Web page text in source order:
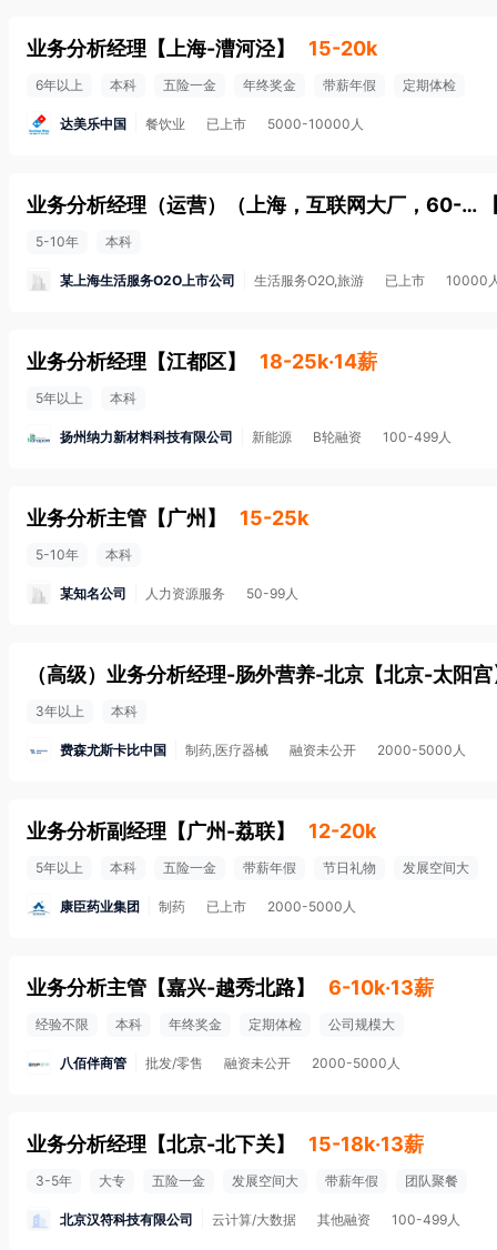
业务分析经理 【 上海-漕河泾】 15-20k
6年以上 本科 五险一金 年终奖金 带薪年假 定期体检
达美乐中国 餐饮业 已上市 5000-10000人
业务分析经理（运营）（上海，互联网大厂，60-90万；本；35岁英语熟练，具备 5 年及以上数据分析工作经验，有互联网公司或营销经验）
5-10年 本科
某上海生活服务O2O上市公司 生活服务O2O,旅游 已上市 10000
业务分析经理 【江都区】 18-25k·14薪
5年以上 本科
扬州纳力新材料科技有限公司 新能源 B轮融资 100-499人
业务分析主管 【广州 】 15-25k
5-10年 本科
某知名公司 人力资源服务 50-99人
（高级）业务分析经理-肠外营养-北京 【北京-太阳宫
3年以上 本科
费森尤斯卡比中国 制药,医疗器械 融资未公开 2000-5000人
业务分析副经理 【广州-荔联】 12-20k
5年以上 本科 五险一金 带薪年假 节日礼物 发展空间大
康臣药业集团 制药 已上市 2000-5000人
业务分析主管 【嘉兴-越秀北路】 6-10k·13薪
经验不限 本科 年终奖金 定期体检 公司规模大
八佰伴商管 批发/零售 融资未公开 2000-5000人
业务分析经理 【北京-北下关】 15-18k·13薪
3-5年 大专 五险一金 发展空间大 带薪年假 团队聚餐
北京汉符科技有限公司 云计算/大数据 其他融资 100-499人